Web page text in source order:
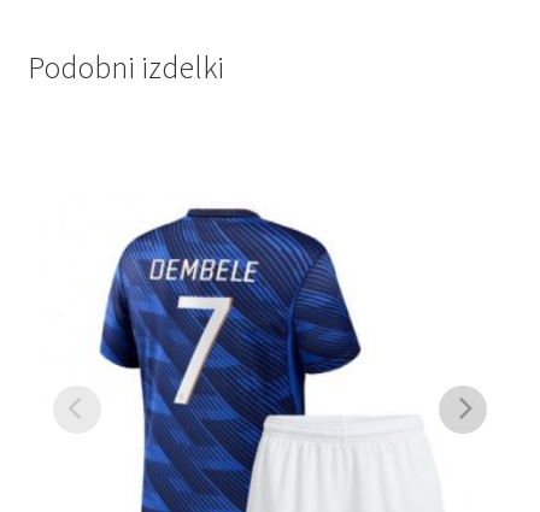
Podobni izdelki